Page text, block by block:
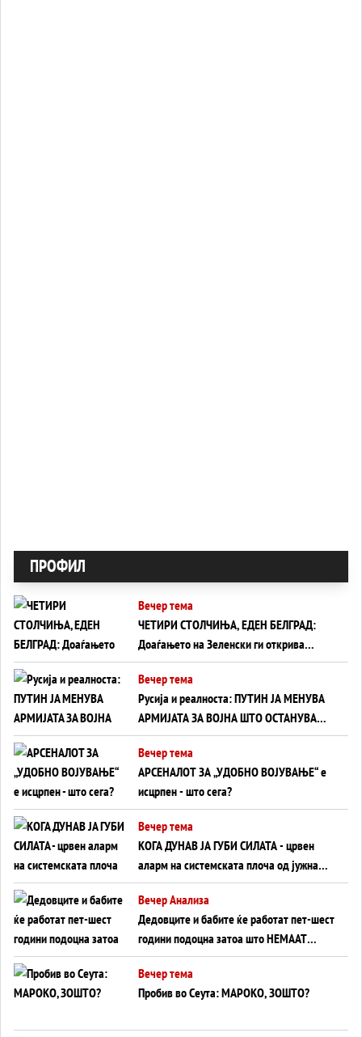
ПРОФИЛ
Вечер тема
ЧЕТИРИ СТОЛЧИЊА, ЕДЕН БЕЛГРАД:
Доаѓањето на Зеленски ги открива
тајните на политиката на балансирање
на Вучиќ
Вечер тема
Русија и реалноста: ПУТИН ЈА МЕНУВА
АРМИЈАТА ЗА ВОЈНА ШТО ОСТАНУВА
БЕЗ ФРОНТ
Вечер тема
АРСЕНАЛОТ ЗА „УДОБНО ВОЈУВАЊЕ“ е
исцрпен - што сега?
Вечер тема
КОГА ДУНАВ ЈА ГУБИ СИЛАТА - црвен
аларм на системската плоча од јужна
Германија до Црното Море...
Вечер Анализа
Дедовците и бабите ќе работат пет-шест
години подоцна затоа што НЕМААТ
ВНУЦИ ДА ГИ ЗАМЕНАТ
Вечер тема
Пробив во Сеута: МАРОКО, ЗОШТО?